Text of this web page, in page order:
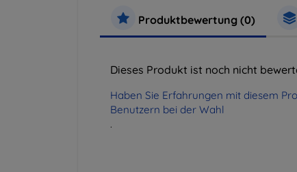
Produktbewertung (0)
Dieses Produkt ist noch nicht
Haben Sie Erfahrungen mit diesem
Benutzern bei der Wahl
.